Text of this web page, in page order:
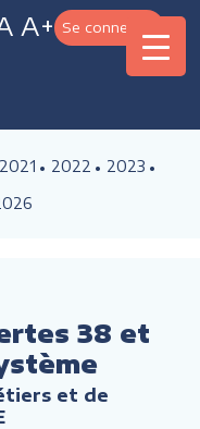
A+ Se connecter
2021 2022
2023
38 et
et de